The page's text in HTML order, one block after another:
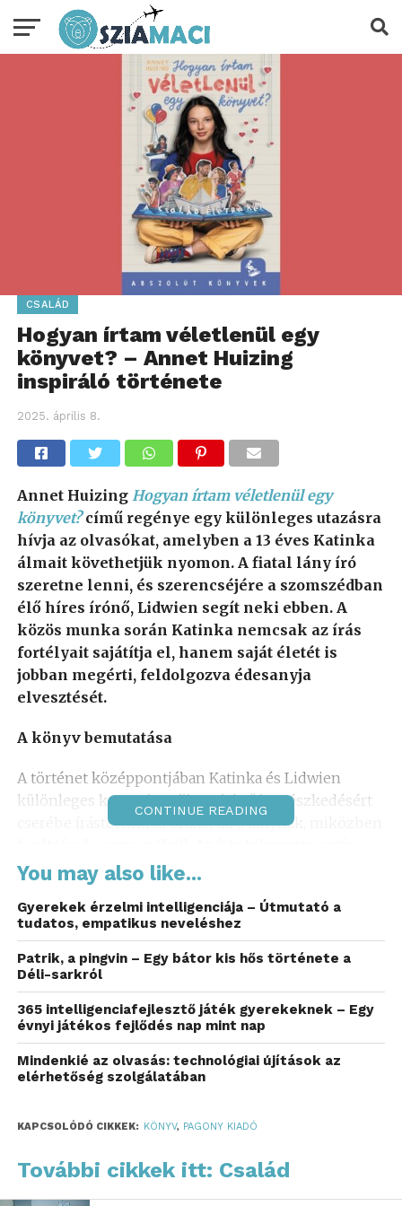
CSALÁD
Hogyan írtam véletlenül egy
könyvet? – Annet Huizing
inspiráló története
2025. április 8.
Annet Huizing Hogyan írtam véletlenül egy
könyvet?című regénye egy különleges utazásra
hívja az olvasókat, amelyben a 13 éves Katinka
álmait követhetjük nyomon. A fiatal lány író
szeretne lenni, és szerencséjére a szomszédban
élő híres írónő, Lidwien segít neki ebben. A
közös munka során Katinka nemcsak az írás
fortélyait sajátítja el, hanem saját életét is
jobban megérti, feldolgozva édesanyja
elvesztését.
A könyv bemutatása
A történet középpontjában Katinka és Lidwien
különleges kapcsolata áll. Az írónő kertészkedésért
cserébe írástechnikai órákat ad a lánynak, miközben
Katinka ráébred, hogy saját élete is egy regény alapja
lehet, és az írás segít neki feldolgozni a múlt
fájdalmait. A könyv nemcsak egy fiatal lány
fejlődéstörténete, hanem gyakorlati tanácsokat is
nyújt az írás iránt érdeklődőknek.
A szerzőről
Annet Huizing holland írónő, aki ezzel a debütáló
regényével nemzetközi sikert aratott. A könyvet
több mint tizenkét nyelvre fordították le, és számos
Huizing stílusa könnyed és magával ragadó, amely
olvasmányt biztosít.
CONTINUE READING
You may also like...
Gyerekek érzelmi intelligenciája – Útmutató a
tudatos, empatikus neveléshez
Patrik, a pingvin – Egy bátor kis hős története a
Déli-sarkról
365 intelligenciafejlesztő játék gyerekeknek – Egy
évnyi játékos fejlődés nap mint nap
Mindenkié az olvasás: technológiai újítások az
elérhetőség szolgálatában
KAPCSOLÓDÓ CIKKEK: KÖNYV, PAGONY KIADÓ
További cikkek itt: Család